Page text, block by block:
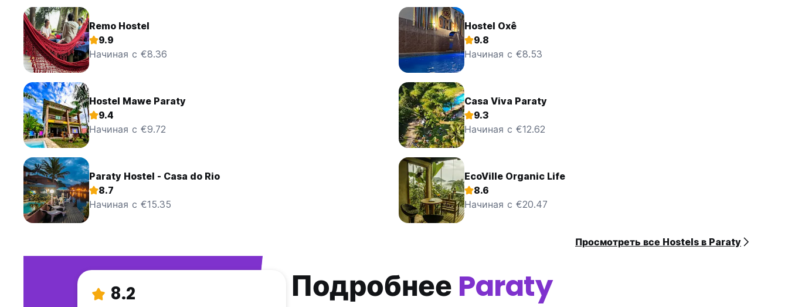
Remo Hostel
9.9
Начиная с €8.36
Hostel Oxê
9.8
Начиная с €8.53
Hostel Mawe Paraty
9.4
Начиная с €9.72
Casa Viva Paraty
9.3
Начиная с €12.62
Paraty Hostel - Casa do Rio
8.7
Начиная с €15.35
EcoVille Organic Life
8.6
Начиная с €20.47
Просмотреть все Hostels в Paraty
8.2 Подробнее Paraty